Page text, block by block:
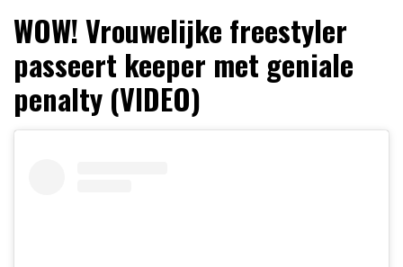
WOW! Vrouwelijke freestyler
passeert keeper met geniale
penalty (VIDEO)